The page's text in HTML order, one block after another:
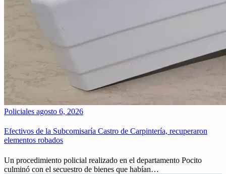
Policiales agosto 6, 2026
Efectivos de la Subcomisaría Castro de Carpintería, recuperaron
elementos robados
Un procedimiento policial realizado en el departamento Pocito
culminó con el secuestro de bienes que habían…